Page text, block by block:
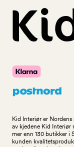
Kid Interiør er
av kjedene Kid Interiør
mer enn 130 butikker i
kunden